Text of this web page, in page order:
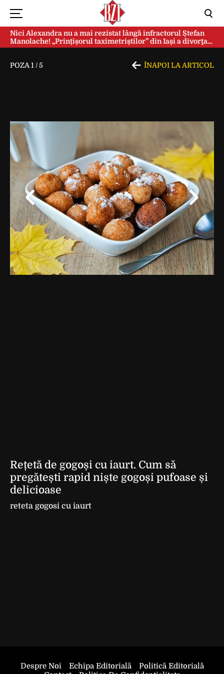
Nici Alexandra nu a mai rezistat lângă infractorul Ștefan
Manolache! „Prințișorul taximetriștilor” din Iași a divorţat
după doi ani de căsnicie
POZA 1 /5 ÎNAPOI LA ARTICOL
Rețetă de gogoși cu iaurt. Cum să
pregătești rapid niște gogoși pufoase și
delicioase
reteta gogosi cu iaurt
Despre Noi Echipa Editorială
Politică Editorială